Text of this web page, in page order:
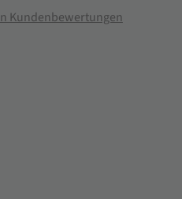
Kundenbewertungen